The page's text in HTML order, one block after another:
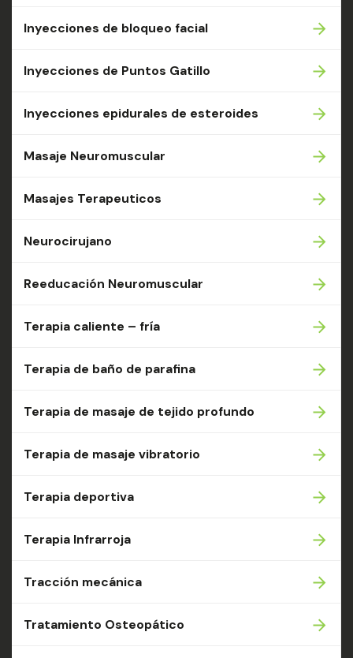
Inyecciones de bloqueo facial
Inyecciones de Puntos Gatillo
Inyecciones epidurales de esteroides
Masaje Neuromuscular
Masajes Terapeuticos
Neurocirujano
Reeducación Neuromuscular
Terapia caliente – fría
Terapia de baño de parafina
Terapia de masaje de tejido profundo
Terapia de masaje vibratorio
Terapia deportiva
Terapia Infrarroja
Tracción mecánica
Tratamiento Osteopático